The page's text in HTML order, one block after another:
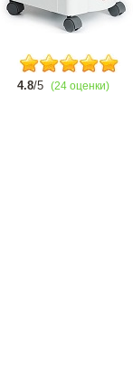
4.8/5 (24 оценки)